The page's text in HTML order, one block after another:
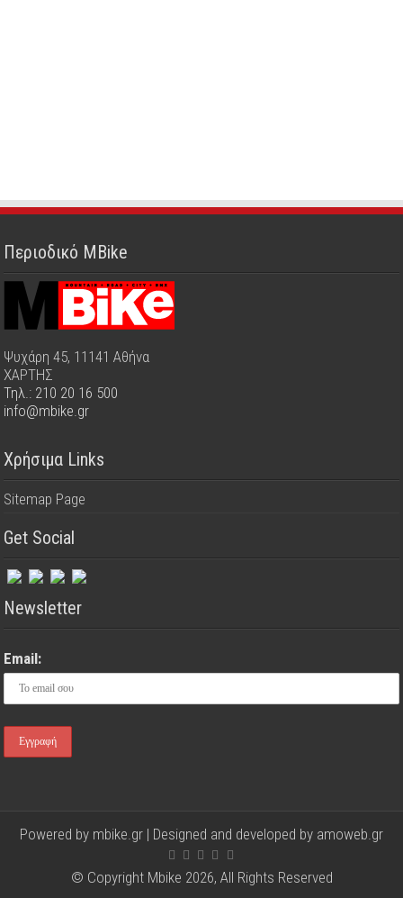
Περιοδικό MBike
Ψυχάρη 45, 11141 Αθήνα
ΧΑΡΤΗΣ
Τηλ.: 210 20 16 500
info@mbike.gr
Χρήσιμα Links
Sitemap Page
Get Social
Newsletter
Email:
Powered by mbike.gr | Designed and developed by amoweb.gr
© Copyright Mbike 2026, All Rights Reserved